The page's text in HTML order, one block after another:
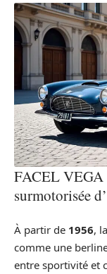
FACEL VEGA
surmotorisée
À partir de 1956,
comme une
entre sportivité et